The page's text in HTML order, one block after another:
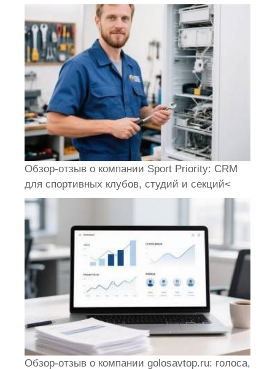
Обзор-отзыв о компании Sport Priority: CRM
для спортивных клубов, студий и секций<
Обзор-отзыв о компании golosavtop.ru: голоса,